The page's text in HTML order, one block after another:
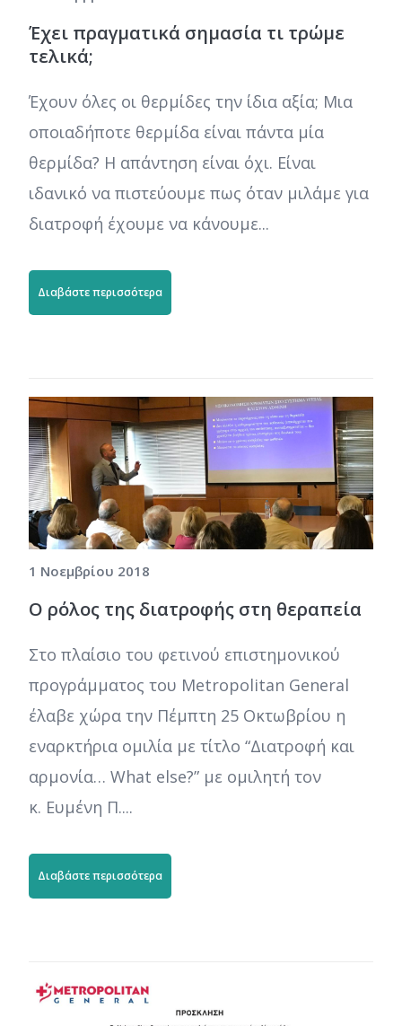
Έχει πραγματικά σημασία τι τρώμε
τελικά;
Έχουν όλες οι θερμίδες την ίδια αξία; Μια
οποιαδήποτε θερμίδα είναι πάντα μία
θερμίδα? Η απάντηση είναι όχι. Είναι
ιδανικό να πιστεύουμε πως όταν μιλάμε για
διατροφή έχουμε να κάνουμε...
Διαβάστε περισσότερα
1 Νοεμβρίου 2018
Ο ρόλος της διατροφής στη θεραπεία
Στο πλαίσιο του φετινού επιστημονικού
προγράμματος του Metropolitan General
έλαβε χώρα την Πέμπτη 25 Οκτωβρίου η
εναρκτήρια ομιλία με τίτλο “Διατροφή και
αρμονία… What else?” με ομιλητή τον
κ. Ευμένη Π....
Διαβάστε περισσότερα